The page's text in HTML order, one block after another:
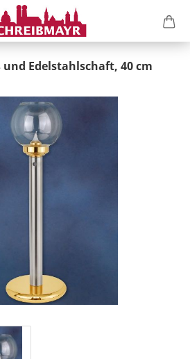
Edelstahlschaft, 40 cm